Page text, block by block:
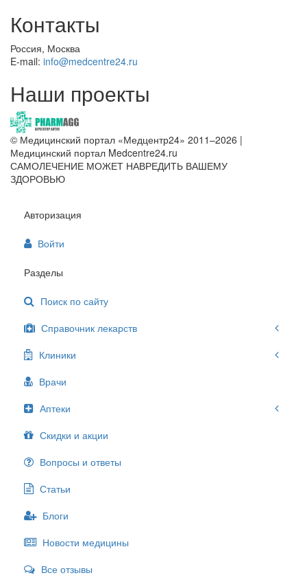
Контакты
Россия, Москва
E-mail: info@medcentre24.ru
Наши проекты
© Медицинский портал «Медцентр24» 2011–2026 |
Медицинский портал Medcentre24.ru
САМОЛЕЧЕНИЕ МОЖЕТ НАВРЕДИТЬ ВАШЕМУ
ЗДОРОВЬЮ
Авторизация
Войти
Разделы
Поиск по сайту
Справочник лекарств
Клиники
Врачи
Аптеки
Скидки и акции
Вопросы и ответы
Статьи
Блоги
Новости медицины
Все отзывы